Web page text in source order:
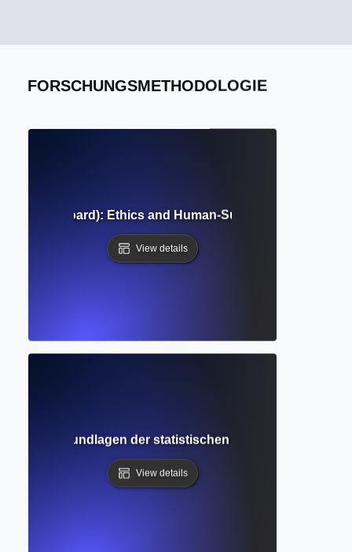
FORSCHUNGSMETHODOLOGIE
Review Board): Ethics and Human-Subjects Review in
View details
Grundlagen der statistischen Tests und Inferenz
View details